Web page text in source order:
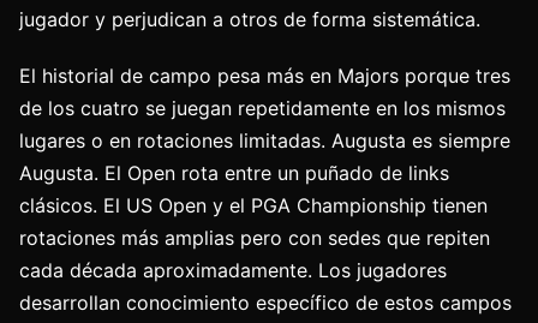
jugador y perjudican a otros de forma sistemática.
El historial de campo pesa más en Majors porque tres
de los cuatro se juegan repetidamente en los mismos
lugares o en rotaciones limitadas. Augusta es siempre
Augusta. El Open rota entre un puñado de links
clásicos. El US Open y el PGA Championship tienen
rotaciones más amplias pero con sedes que repiten
cada década aproximadamente. Los jugadores
desarrollan conocimiento específico de estos campos